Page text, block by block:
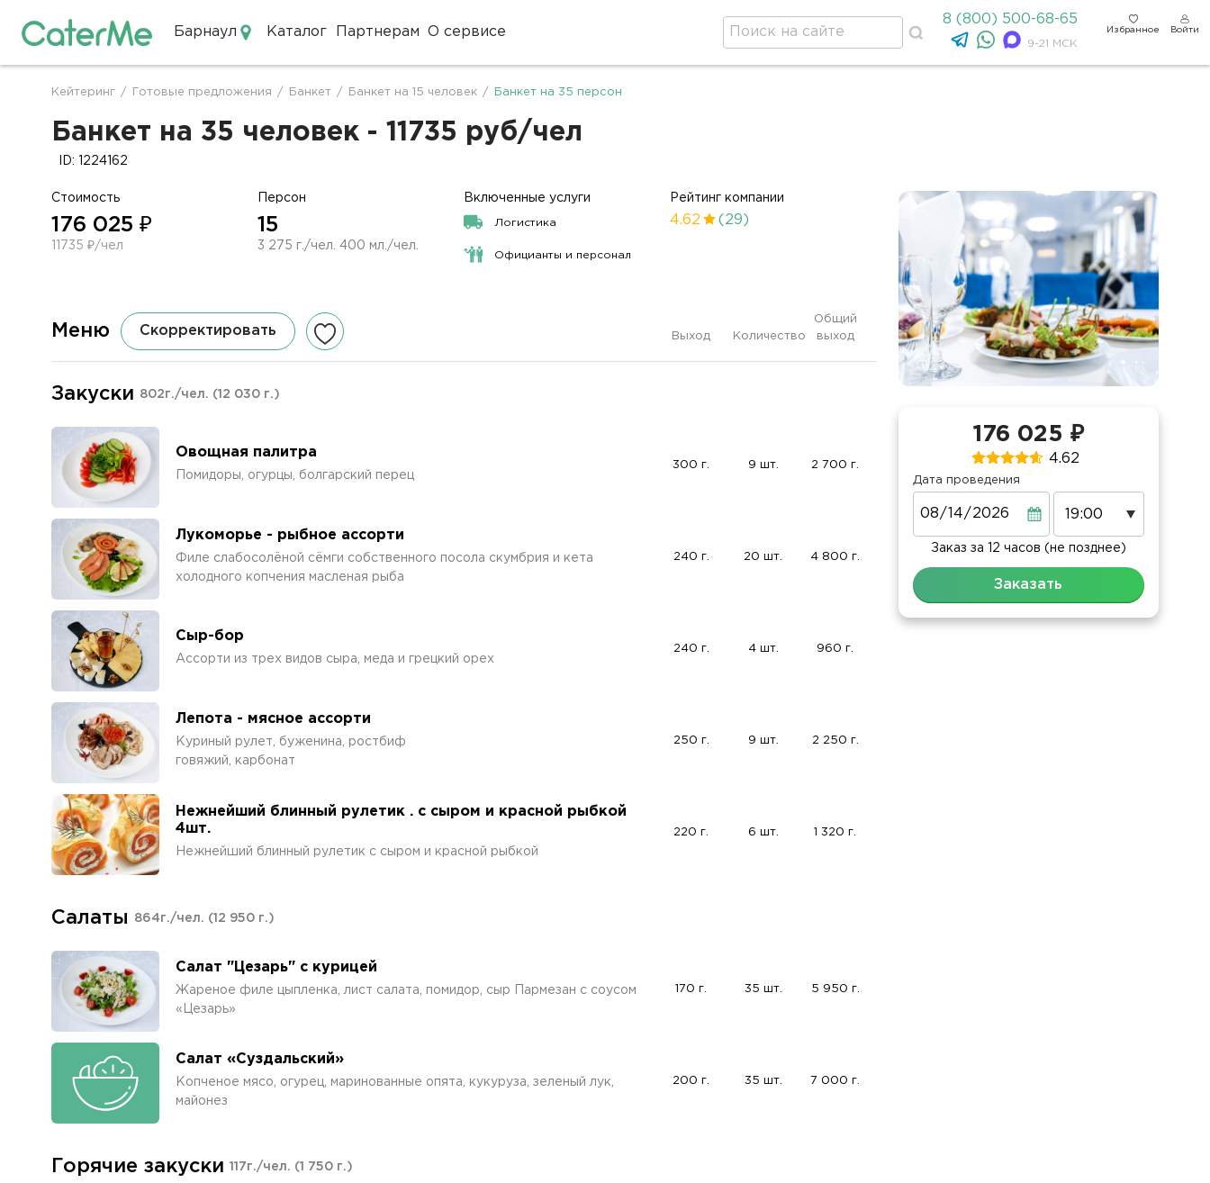
Барнаул Каталог Партнерам О сервисе
8 (800) 500-68-65
9-21 МСК
Избранное Войти
Строка
навигации
Кейтеринг / Готовые предложения / Банкет / Банкет на 15 человек / Банкет на 35 персон
Банкет на 35 человек - 11735 руб/чел
ID: 1224162
Стоимость
176 025 ₽
11735 ₽/чел
Персон
15
3 275 г./чел. 400 мл./чел.
Включенные услуги
Логистика
Официанты и персонал
Рейтинг компании
4.62 (29)
Меню Скорректировать Выход Количество
Общий
выход
Закуски 802г./чел. (12 030 г.)
Овощная палитра
Помидоры, огурцы, болгарский перец
300 г. 9 шт. 2 700 г.
Лукоморье - рыбное ассорти
Филе слабосолёной сёмги собственного посола скумбрия и кета
холодного копчения масленая рыба
240 г. 20 шт. 4 800 г.
Сыр-бор
Ассорти из трех видов сыра, меда и грецкий орех
240 г. 4 шт. 960 г.
Лепота - мясное ассорти
Куриный рулет, буженина, ростбиф
говяжий, карбонат
250 г. 9 шт. 2 250 г.
Нежнейший блинный рулетик . с сыром и красной рыбкой
4шт.
Нежнейший блинный рулетик с сыром и красной рыбкой
220 г. 6 шт. 1 320 г.
Салаты 864г./чел. (12 950 г.)
Салат "Цезарь" с курицей
Жареное филе цыпленка, лист салата, помидор, сыр Пармезан с соусом
«Цезарь»
170 г. 35 шт. 5 950 г.
Салат «Суздальский»
Копченое мясо, огурец, маринованные опята, кукуруза, зеленый лук,
майонез
200 г. 35 шт. 7 000 г.
Горячие закуски 117г./чел. (1 750 г.)
176 025 ₽
4.62
Дата проведения
Заказ за 12 часов (не позднее)
Заказать